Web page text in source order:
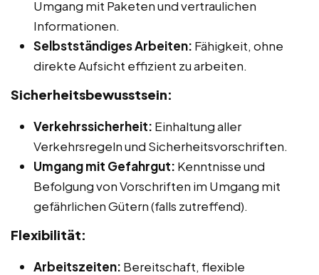
Umgang mit Paketen und vertraulichen
Informationen.
Selbstständiges Arbeiten: Fähigkeit, ohne
direkte Aufsicht effizient zu arbeiten.
Sicherheitsbewusstsein:
Verkehrssicherheit: Einhaltung aller
Verkehrsregeln und Sicherheitsvorschriften.
Umgang mit Gefahrgut: Kenntnisse und
Befolgung von Vorschriften im Umgang mit
gefährlichen Gütern (falls zutreffend).
Flexibilität:
Arbeitszeiten: Bereitschaft, flexible